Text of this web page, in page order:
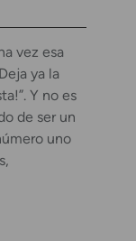
vez esa
ya la
Y no es
de ser un
uno